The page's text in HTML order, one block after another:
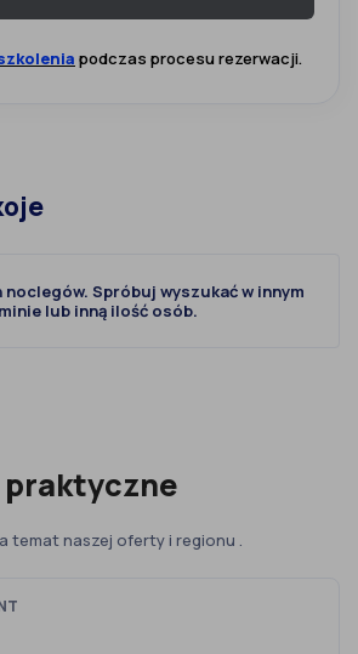
podczas procesu rezerwacji.
Spróbuj wyszukać w innym
lub inną ilość osób.
temat naszej oferty i regionu .